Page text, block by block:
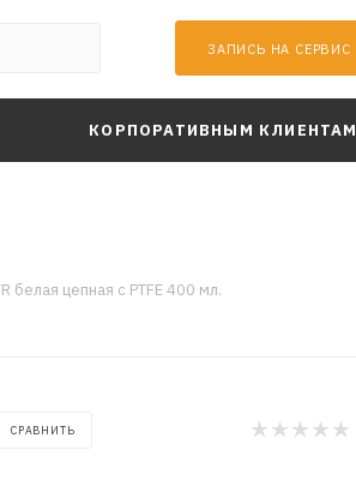
ЗАПИСЬ НА СЕРВИС
КОРПОРАТИВНЫМ КЛИЕНТАМ
белая цепная с PTFE 400 мл.
СРАВНИТЬ